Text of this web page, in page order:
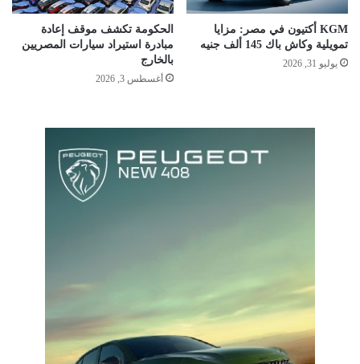
KGM أكتيون في مصر: مزايا
تمويلية وكاش باك 145 ألف جنيه
يوليو 31, 2026
الحكومة تكشف موقف إعادة
مبادرة استيراد سيارات المصريين
بالخارج
أغسطس 3, 2026